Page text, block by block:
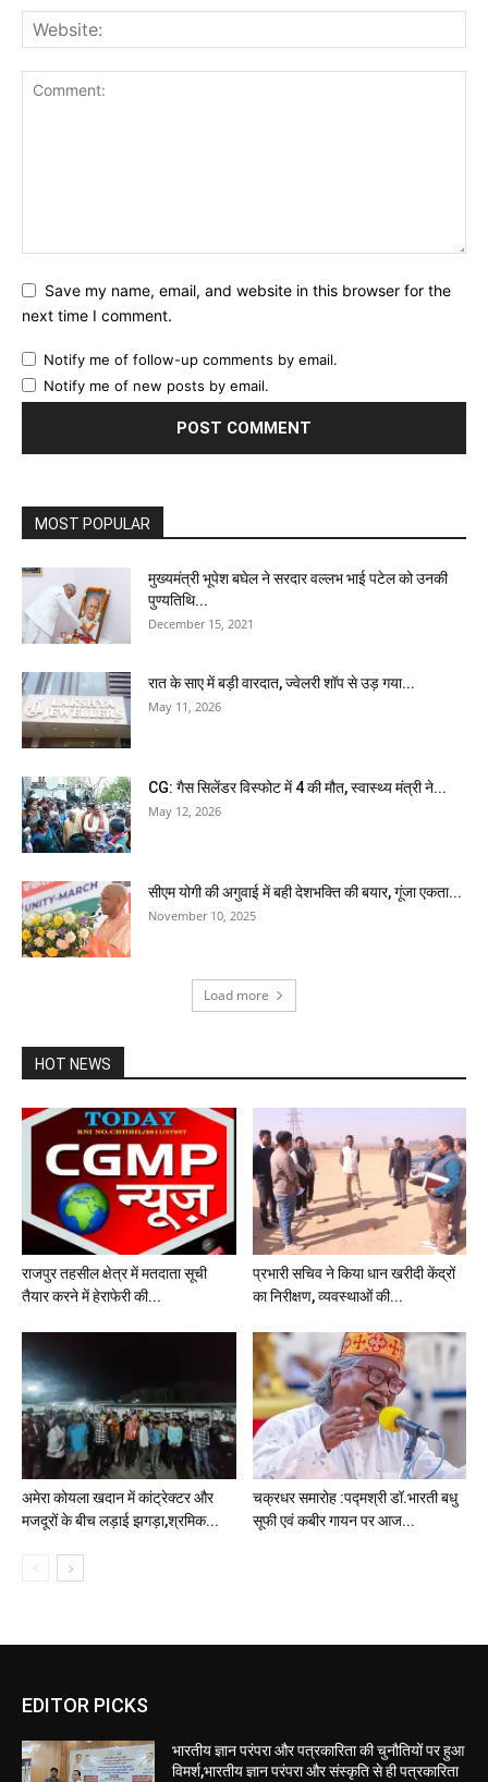
Save my name, email, and website in this browser for the
next time I comment.
Notify me of follow-up comments by email.
Notify me of new posts by email.
MOST POPULAR
मुख्यमंत्री भूपेश बघेल ने सरदार वल्लभ भाई पटेल को उनकी
पुण्यतिथि...
December 15, 2021
रात के साए में बड़ी वारदात, ज्वेलरी शॉप से उड़ गया...
May 11, 2026
CG: गैस सिलेंडर विस्फोट में 4 की मौत, स्वास्थ्य मंत्री ने...
May 12, 2026
सीएम योगी की अगुवाई में बही देशभक्ति की बयार, गूंजा एकता...
November 10, 2025
Load more
HOT NEWS
राजपुर तहसील क्षेत्र में मतदाता सूची
तैयार करने में हेराफेरी की...
प्रभारी सचिव ने किया धान खरीदी केंद्रों
का निरीक्षण, व्यवस्थाओं की...
अमेरा कोयला खदान में कांट्रेक्टर और
मजदूरों के बीच लड़ाई झगड़ा,श्रमिक...
चक्रधर समारोह :पद्मश्री डॉ.भारती बधु
सूफी एवं कबीर गायन पर आज...
EDITOR PICKS
भारतीय ज्ञान परंपरा और पत्रकारिता की चुनौतियों पर हुआ
विमर्श,भारतीय ज्ञान परंपरा और संस्कृति से ही पत्रकारिता